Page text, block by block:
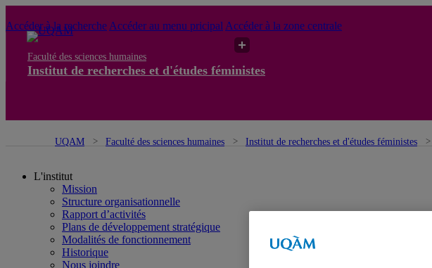
Accéder à la recherche Accéder au menu pricipal Accéder à la zone centrale
Faculté des sciences humaines
Institut de recherches et d'études féministes
UQAM Faculté des sciences humaines Institut de recherches et d'études féministes
L'institut
Mission
Structure organisationnelle
Rapport d’activités
Plans de développement stratégique
Modalités de fonctionnement
Historique
Nous joindre